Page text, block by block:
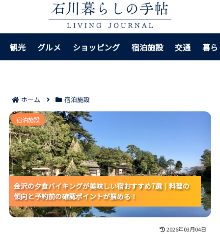
観光 グルメ ショッピング 宿泊施設 交通 暮
ホーム 宿泊施設
金沢の夕食バイキングが美味しい宿おすすめ7選｜料理
の傾向と予約前の確認ポイントが掴める！
金沢の夕食バイキングが美味しい宿おすすめ7選｜料理の
傾向と予約前の確認ポイントが掴める！
金沢の夕食バイキングが美味しい宿おすすめ7選｜料理の
傾向と予約前の確認ポイントが掴める！
金沢の夕食バイキングが美味しい宿おすすめ7選｜料理の
傾向と予約前の確認ポイントが掴める！
宿泊施設
2026年03月04日